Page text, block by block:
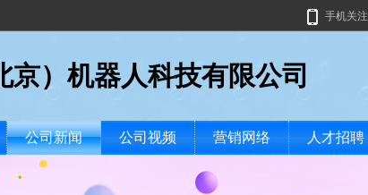
手机关注
京）机器人科技有限公司
公司新闻 公司视频 营销网络 人才招聘